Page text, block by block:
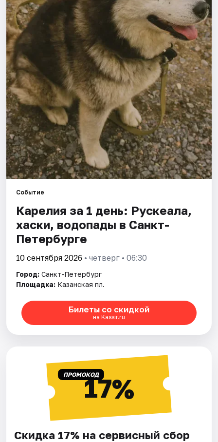
Города
Площадки
Артисты
Рейтинги
Событие
Карелия за 1 день: Рускеала,
хаски, водопады в Санкт-
Петербурге
10 сентября 2026 • четверг • 06:30
Город: Санкт-Петербург
Площадка: Казанская пл.
Билеты со скидкой
на Kassir.ru
ПРОМОКОД17%
Скидка 17% на сервисный сбор